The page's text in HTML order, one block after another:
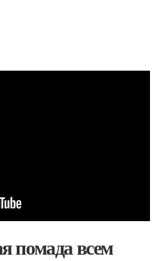
помада всем